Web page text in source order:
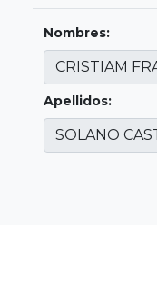
Nombres:
Apellidos: